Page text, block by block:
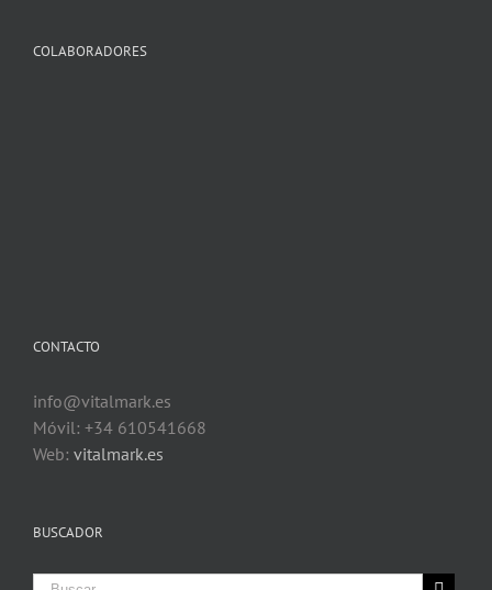
COLABORADORES
CONTACTO
info@vitalmark.es
Móvil: +34 610541668
Web: vitalmark.es
BUSCADOR